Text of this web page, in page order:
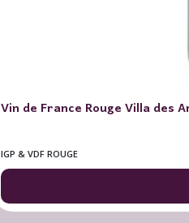
Vin de France Rouge Villa des
IGP & VDF ROUGE